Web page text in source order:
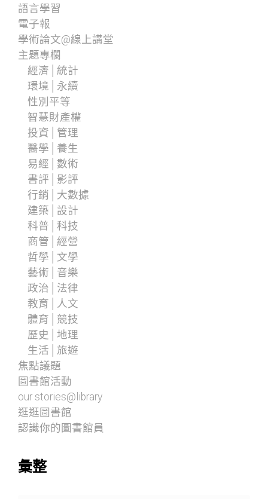
語言學習
電子報
學術論文@線上講堂
主題專欄
經濟│統計
環境│永續
性別平等
智慧財產權
投資│管理
醫學│養生
易經│數術
書評│影評
行銷│大數據
建築│設計
科普│科技
商管│經營
哲學│文學
藝術│音樂
政治│法律
教育│人文
體育│競技
歷史│地理
生活│旅遊
焦點議題
圖書館活動
our stories@library
逛逛圖書館
認識你的圖書館員
彙整